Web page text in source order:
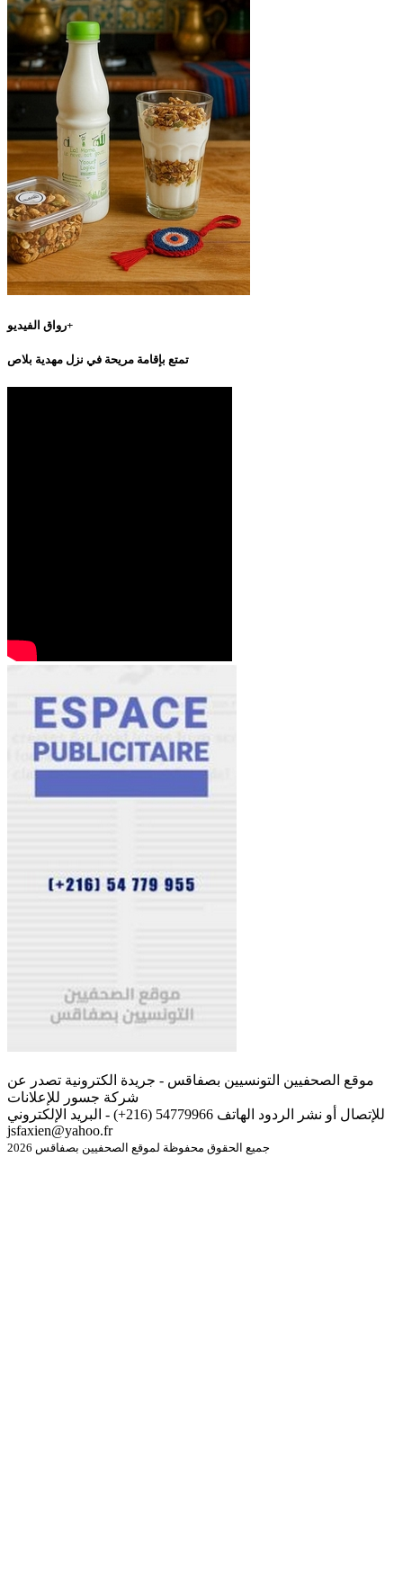
رواق الفيديو+
تمتع بإقامة مريحة في نزل مهدية بلاص
موقع الصحفيين التونسيين بصفاقس - جريدة الكترونية تصدر عن
شركة جسور للإعلانات
للإتصال أو نشر الردود الهاتف 54779966 (216+) - البريد الإلكتروني
jsfaxien@yahoo.fr
جميع الحقوق محفوظة لموقع الصحفيين بصفاقس 2026